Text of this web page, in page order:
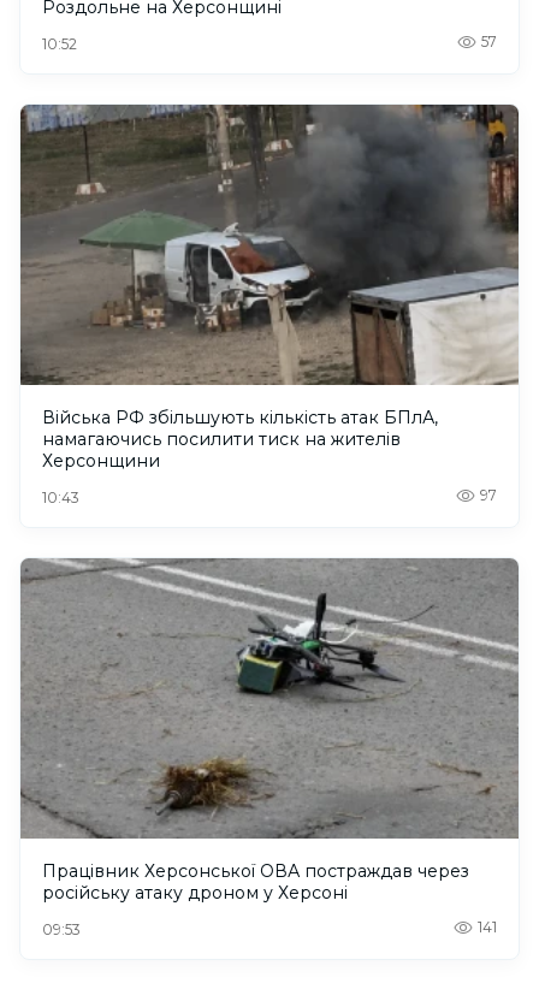
Роздольне на Херсонщині
10:52 57
Війська РФ збільшують кількість атак БПлА,
намагаючись посилити тиск на жителів
Херсонщини
10:43 97
Працівник Херсонської ОВА постраждав через
російську атаку дроном у Херсоні
09:53 141